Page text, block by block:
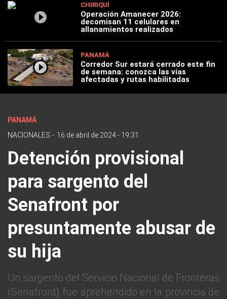
CHIRIQUÍ
Operación Amanecer 2026:
decomisan 11 celulares en
allanamientos realizados
PANAMÁ
Corredor Sur estará cerrado este fin
de semana: conozca las vías
afectadas y rutas habilitadas
PANAMÁ
NACIONALES - 16 de abril de 2024 - 19:31
Detención provisional
para sargento del
Senafront por
presuntamente abusar de
su hija
Un sargento del Servicio Nacional de Fronteras
(Senafront) fue aprehendido en la provincia de